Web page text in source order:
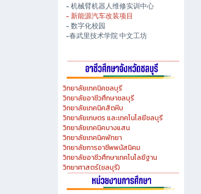
- 机械臂机器人维修实训中心
- 新能源汽车改装项目
- 数字化校园
-春武里技术学院 中文工坊
วิทยาลัยเทคนิคชลบุรี
วิทยาลัยอาชีวศึกษาชลบุรี
วิทยาลัยเทคนิคสัตหีบ
วิทยาลัยเกษตร และเทคโนโลยีชลบุรี
วิทยาลัยเทคนิคบางแสน
วิทยาลัยเทคนิคพัทยา
วิทยาลัยการอาชีพพนัสนิคม
วิทยาลัยอาชีวศึกษาเทคโนโลยีฐาน
วิทยาศาสตร์(ชลบุรี)